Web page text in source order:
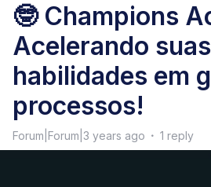
🤓 Champions
Acelerando suas
habilidades em
processos!
Forum|Forum|3 years ago 1 reply